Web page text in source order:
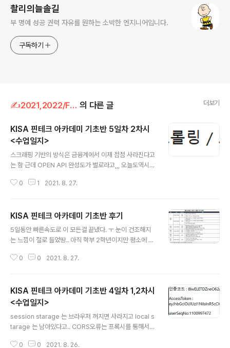
촬리의늘솔길
부 명예 성공 권력 자유를 원하는 소박한 엔지니어입니다.
구독하기
✍2021,2022/FinTech 의 다른 글 더보기
KISA 핀테크 아카데미 기초반 5일차 2차시
<수업일지>
스크래핑 기반의 방식은 금융계에서 이제 점점 사라진다고
는 함 근데 OPEN API 완성도가 별로라고,,, 오늘도역시~
압축풀어서 지금 작업중인 파일에 놓아주기 음.. vsc는 이
medriver') driver.get("https://www.jnilbo.com/vi
ew/media/view?code=202108261617507193
1")#주소로 이동 #원하는 요소 찾기 xpath를 통해 찾아낸
="container"]/..
0 1 2021. 8. 27.
KISA 핀테크 아카데미 기초반 후기
5일동안 빠른속도로 이 모든걸 끝냈다. ㅜ 눈이 건조해지
는 느낌이 절로 들었땅.. 아직 학부 2학년이지만 평소에 따
지않고, 잘 따라갈 수 있었던것같다.(그렇다고 잘한다는건
것같다. 이 아카데미를 통해 전체적으로 핀테크 서비스가
어떠한 원리로 구성되는지 얼추 느낄 수 있었다. 아카데미
수강은 끝이지만, 새로운 분야의 포문을 연 것이라고 생각
하고 계속 공부해야겠다.
0 0 2021. 8. 27.
KISA 핀테크 아카데미 기초반 4일차 1,2차시
<수업일지>
session starage 는 브라우저 꺼지면 사라지고 local s
tarage 는 남아있다고.. CORS오류는 프록시를 통해서
0 0 2021. 8. 26.